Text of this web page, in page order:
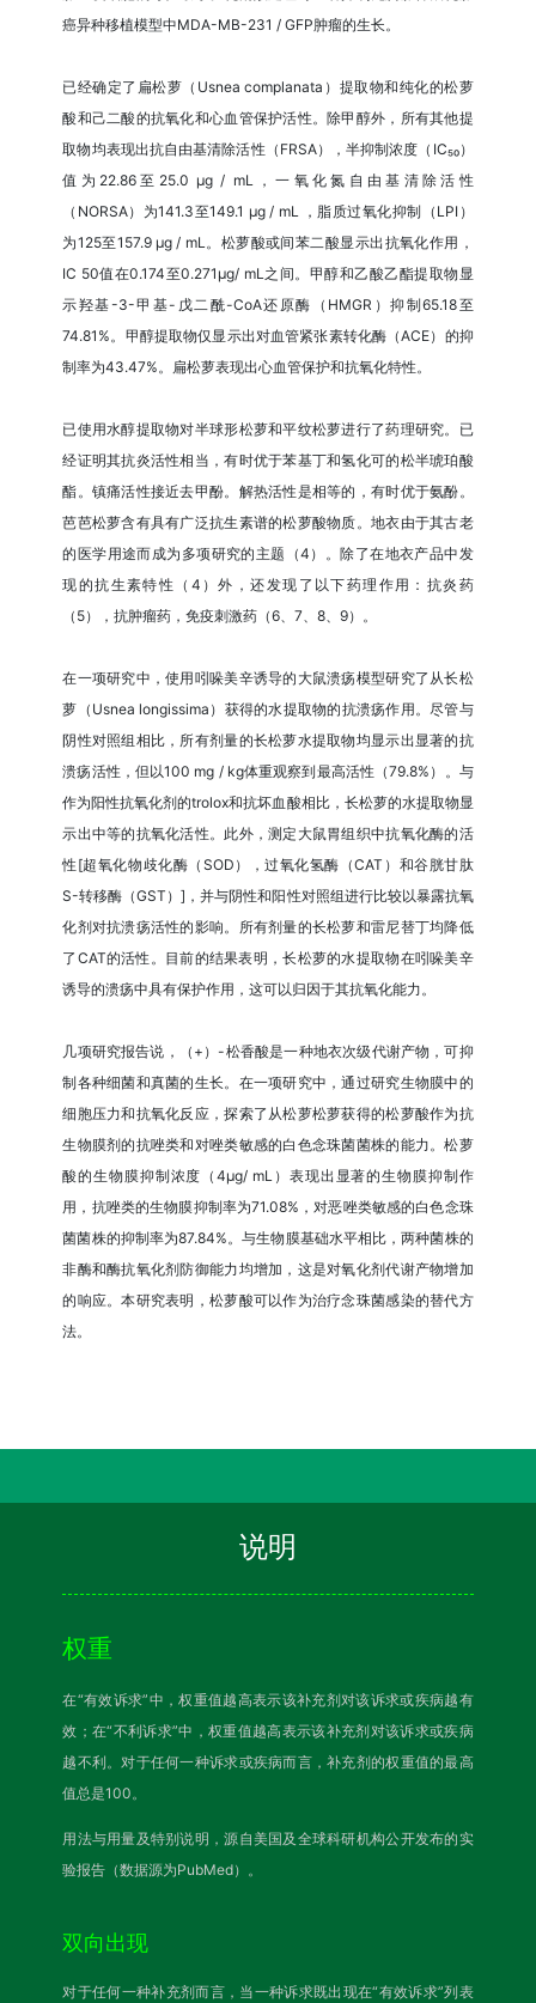
癌异种移植模型中MDA-MB-231 / GFP肿瘤的生长。
已经确定了扁松萝（Usnea complanata）提取物和纯化的松萝
酸和己二酸的抗氧化和心血管保护活性。除甲醇外，所有其他提
取物均表现出抗自由基清除活性（FRSA），半抑制浓度（IC₅₀）
值为22.86至25.0 µg / mL，一氧化氮自由基清除活性
（NORSA）为141.3至149.1 µg / mL ，脂质过氧化抑制（LPI）
为125至157.9 µg / mL。松萝酸或间苯二酸显示出抗氧化作用，
IC 50值在0.174至0.271μg/ mL之间。甲醇和乙酸乙酯提取物显
示羟基-3-甲基-戊二酰-CoA还原酶（HMGR）抑制65.18至
74.81%。甲醇提取物仅显示出对血管紧张素转化酶（ACE）的抑
制率为43.47%。扁松萝表现出心血管保护和抗氧化特性。
已使用水醇提取物对半球形松萝和平纹松萝进行了药理研究。已
经证明其抗炎活性相当，有时优于苯基丁和氢化可的松半琥珀酸
酯。镇痛活性接近去甲酚。解热活性是相等的，有时优于氨酚。
芭芭松萝含有具有广泛抗生素谱的松萝酸物质。地衣由于其古老
的医学用途而成为多项研究的主题（4）。除了在地衣产品中发
现的抗生素特性（4）外，还发现了以下药理作用：抗炎药
（5），抗肿瘤药，免疫刺激药（6、7、8、9）。
在一项研究中，使用吲哚美辛诱导的大鼠溃疡模型研究了从长松
萝（Usnea longissima）获得的水提取物的抗溃疡作用。尽管与
阴性对照组相比，所有剂量的长松萝水提取物均显示出显著的抗
溃疡活性，但以100 mg / kg体重观察到最高活性（79.8%）。与
作为阳性抗氧化剂的trolox和抗坏血酸相比，长松萝的水提取物显
示出中等的抗氧化活性。此外，测定大鼠胃组织中抗氧化酶的活
性[超氧化物歧化酶（SOD），过氧化氢酶（CAT）和谷胱甘肽
S-转移酶（GST）]，并与阴性和阳性对照组进行比较以暴露抗氧
化剂对抗溃疡活性的影响。所有剂量的长松萝和雷尼替丁均降低
了CAT的活性。目前的结果表明，长松萝的水提取物在吲哚美辛
诱导的溃疡中具有保护作用，这可以归因于其抗氧化能力。
几项研究报告说，（+）-松香酸是一种地衣次级代谢产物，可抑
制各种细菌和真菌的生长。在一项研究中，通过研究生物膜中的
细胞压力和抗氧化反应，探索了从松萝松萝获得的松萝酸作为抗
生物膜剂的抗唑类和对唑类敏感的白色念珠菌菌株的能力。松萝
酸的生物膜抑制浓度（4μg/ mL）表现出显著的生物膜抑制作
用，抗唑类的生物膜抑制率为71.08%，对恶唑类敏感的白色念珠
菌菌株的抑制率为87.84%。与生物膜基础水平相比，两种菌株的
非酶和酶抗氧化剂防御能力均增加，这是对氧化剂代谢产物增加
的响应。本研究表明，松萝酸可以作为治疗念珠菌感染的替代方
法。
说明
权重
在“有效诉求”中，权重值越高表示该补充剂对该诉求或疾病越有
效；在“不利诉求”中，权重值越高表示该补充剂对该诉求或疾病
越不利。对于任何一种诉求或疾病而言，补充剂的权重值的最高
值总是100。
用法与用量及特别说明，源自美国及全球科研机构公开发布的实
验报告（数据源为PubMed）。
双向出现
对于任何一种补充剂而言，当一种诉求既出现在“有效诉求”列表